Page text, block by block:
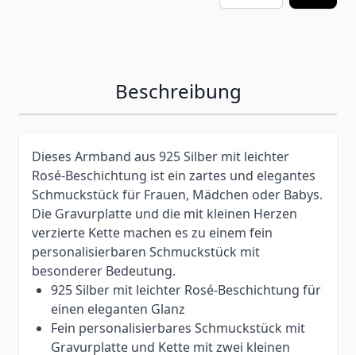
Beschreibung
Dieses Armband aus 925 Silber mit leichter
Rosé-Beschichtung ist ein zartes und elegantes
Schmuckstück für Frauen, Mädchen oder Babys.
Die Gravurplatte und die mit kleinen Herzen
verzierte Kette machen es zu einem fein
personalisierbaren Schmuckstück mit
besonderer Bedeutung.
925 Silber mit leichter Rosé-Beschichtung für
einen eleganten Glanz
Fein personalisierbares Schmuckstück mit
Gravurplatte und Kette mit zwei kleinen